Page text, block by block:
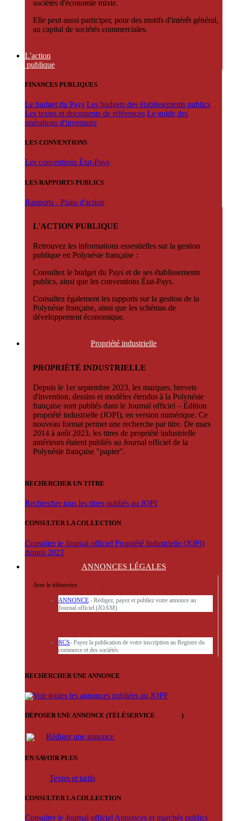
sociétés d'économie mixte.
Elle peut aussi participer, pour des motifs d'intérêt général,
au capital de sociétés commerciales.
L'action
publique
FINANCES PUBLIQUES
Le budget du Pays Les budgets des établissements publics
Les textes et documents de références Le guide des
opérations d'inventaire
LES CONVENTIONS
Les conventions État-Pays
LES RAPPORTS PUBLICS
Rapports - Plans d'action
L'ACTION PUBLIQUE
Retrouvez les informations essentielles sur la gestion
publique en Polynésie française :
Consultez le budget du Pays et de ses établissements
publics, ainsi que les conventions État-Pays.
Consultez également les rapports sur la gestion de la
Polynésie française, ainsi que les schémas de
développement économique.
Propriété industrielle
PROPRIÉTÉ INDUSTRIELLE
Depuis le 1er septembre 2023, les marques, brevets
d'invention, dessins et modèles étendus à la Polynésie
française sont publiés dans le Journal officiel – Édition
propriété industrielle (JOPI), en version numérique. Ce
nouveau format permet une recherche par titre. De mars
2014 à août 2023, les titres de propriété industrielle
antérieurs étaient publiés au Journal officiel de la
Polynésie française "papier".
RECHERCHER UN TITRE
Rechercher tous les titres publiés au JOPI
CONSULTER LA COLLECTION
Consulter le Journal officiel Propriété Industrielle (JOPI)
depuis 2023
ANNONCES LÉGALES
Avec le téléservice :
ANNONCE - Rédigez, payez et publiez votre annonce au
Journal officiel (JOAM)
RCS- Payez la publication de votre inscription au Registre du
commerce et des sociétés.
RECHERCHER UNE ANNONCE
Voir toutes les annonces publiées au JOPF
DÉPOSER UNE ANNONCE (TÉLÉSERVICE )
Rédiger une annonce
EN SAVOIR PLUS
Textes et tarifs
CONSULTER LA COLLECTION
Consulter le Journal officiel Annonces et marchés publics